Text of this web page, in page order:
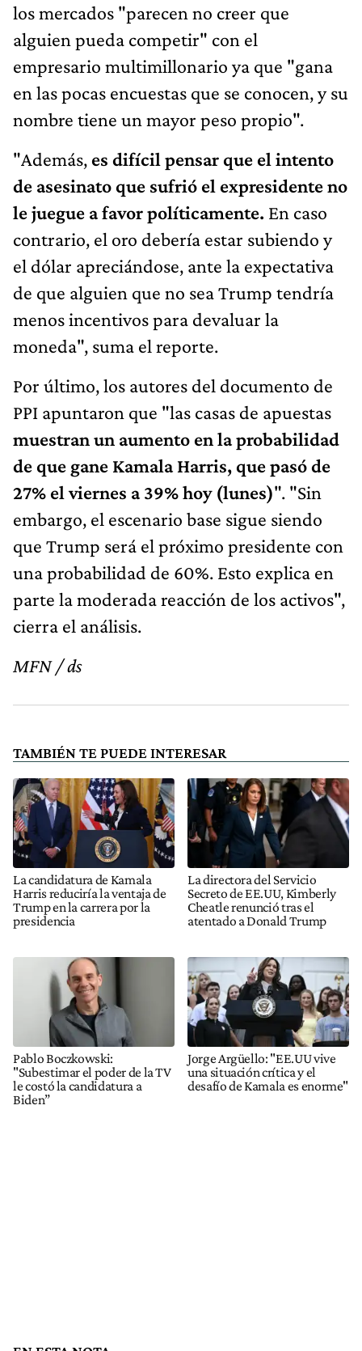
los mercados "parecen no creer que
alguien pueda competir" con el
empresario multimillonario ya que "gana
en las pocas encuestas que se conocen, y su
nombre tiene un mayor peso propio".
"Además, es difícil pensar que el intento
de asesinato que sufrió el expresidente no
le juegue a favor políticamente. En caso
contrario, el oro debería estar subiendo y
el dólar apreciándose, ante la expectativa
de que alguien que no sea Trump tendría
menos incentivos para devaluar la
moneda", suma el reporte.
Por último, los autores del documento de
PPI apuntaron que "las casas de apuestas
muestran un aumento en la probabilidad
de que gane Kamala Harris, que pasó de
27% el viernes a 39% hoy (lunes)". "Sin
embargo, el escenario base sigue siendo
que Trump será el próximo presidente con
una probabilidad de 60%. Esto explica en
parte la moderada reacción de los activos",
cierra el análisis.
MFN / ds
TAMBIÉN TE PUEDE INTERESAR
La candidatura de Kamala
Harris reduciría la ventaja de
Trump en la carrera por la
presidencia
La directora del Servicio
Secreto de EE.UU, Kimberly
Cheatle renunció tras el
atentado a Donald Trump
Pablo Boczkowski:
"Subestimar el poder de la TV
le costó la candidatura a
Biden”
Jorge Argüello: "EE.UU vive
una situación crítica y el
desafío de Kamala es enorme"